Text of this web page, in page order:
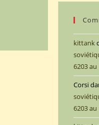
kittank
6203
Corsi
6203